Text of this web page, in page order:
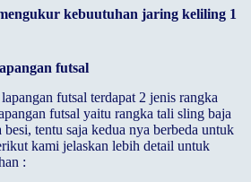
kebuutuhan jaring keliling 1
futsal
futsal terdapat 2 jenis rangka
futsal yaitu rangka tali sling baja
tentu saja kedua nya berbeda untuk
kami jelaskan lebih detail untuk
: